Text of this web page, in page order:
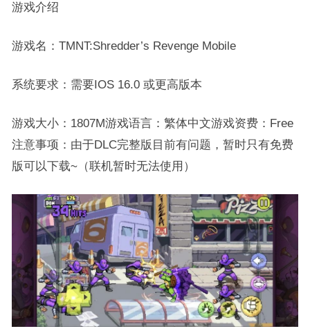
游戏介绍
游戏名：TMNT:Shredder’s Revenge Mobile
系统要求：需要IOS 16.0 或更高版本
游戏大小：1807M游戏语言：繁体中文游戏资费：Free
注意事项：由于DLC完整版目前有问题，暂时只有免费
版可以下载~（联机暂时无法使用）